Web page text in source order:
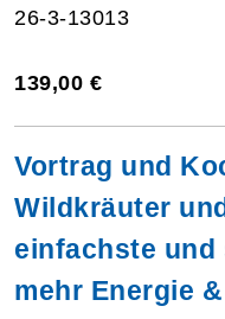
26-3-13013
139,00 €
Vortrag und
Wildkräuter
einfachste
mehr Energie